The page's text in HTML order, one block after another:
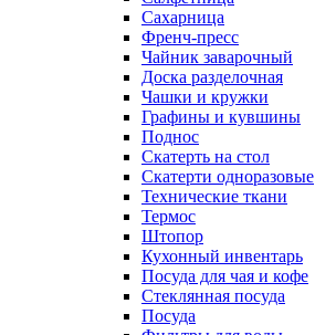
Сахарница
Френч-пресс
Чайник заварочный
Доска разделочная
Чашки и кружки
Графины и кувшины
Поднос
Скатерть на стол
Скатерти одноразовые
Технические ткани
Термос
Штопор
Кухонный инвентарь
Посуда для чая и кофе
Стеклянная посуда
Посуда